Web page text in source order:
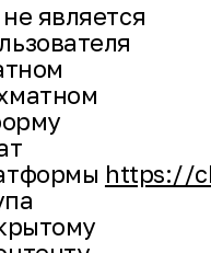
является
https://